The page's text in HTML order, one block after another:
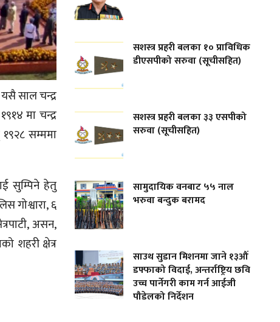
साल चन्द्र
मा चन्द्र
सम्ममा
सुम्पिने हेतु
गोश्वारा, ६
असन,
शहरी क्षेत्र
सशस्त्र प्रहरी बलका १० प्राविधिक
डीएसपीको सरुवा (सूचीसहित)
सशस्त्र प्रहरी बलका ३३ एसपीको
सरुवा (सूचीसहित)
सामुदायिक वनबाट ५५ नाल
भरुवा बन्दुक बरामद
साउथ सुडान मिशनमा जाने १३औं
डफ्फाको विदाई, अन्तर्राष्ट्रिय छवि
उच्च पार्नेगरी काम गर्न आईजी
पौडेलको निर्देशन